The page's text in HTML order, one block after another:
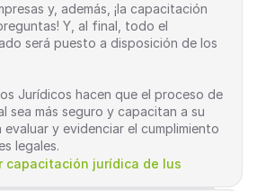
y, además, ¡la capacitación
Y, al final, todo el
será puesto a disposición de los
Jurídicos hacen que el proceso de
sea más seguro y capacitan a su
y evidenciar el cumplimiento
legales.
capacitación jurídica de Ius